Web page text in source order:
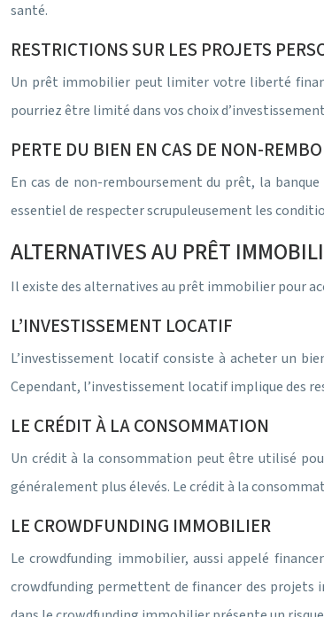
santé.
RESTRICTIONS SUR LES PROJETS
Un prêt immobilier peut limiter votre liberté
pourriez être limité dans vos choix
PERTE DU BIEN EN CAS DE NON-
En cas de non-remboursement du prêt, la
essentiel de respecter scrupuleusement les
ALTERNATIVES AU PRÊT
Il existe des alternatives au prêt immobilier pour
L’INVESTISSEMENT LOCATIF
L’investissement locatif consiste à acheter un
Cependant, l’investissement locatif implique des
LE CRÉDIT À LA CONSOMMATION
Un crédit à la consommation peut être utilisé
généralement plus élevés. Le crédit à la
LE CROWDFUNDING IMMOBILIER
Le crowdfunding immobilier, aussi appelé
crowdfunding permettent de financer des projets